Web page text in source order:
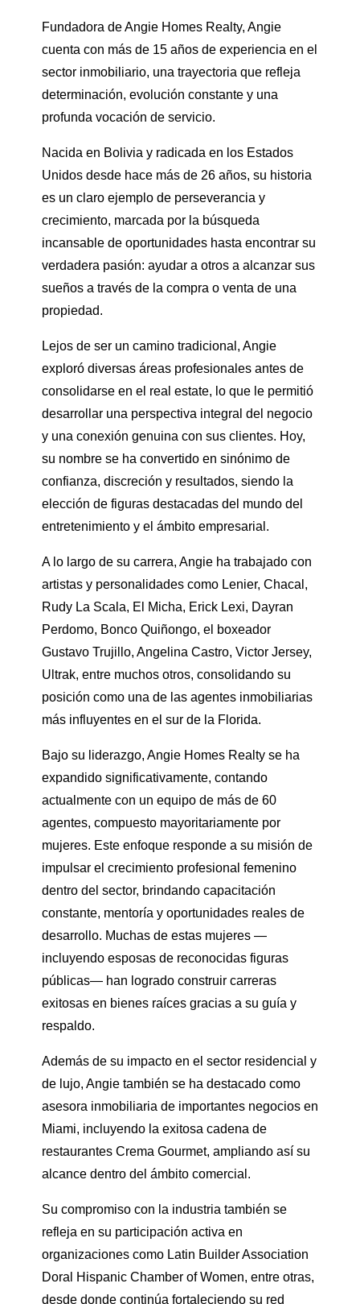
Fundadora de Angie Homes Realty, Angie
cuenta con más de 15 años de experiencia en el
sector inmobiliario, una trayectoria que refleja
determinación, evolución constante y una
profunda vocación de servicio.
Nacida en Bolivia y radicada en los Estados
Unidos desde hace más de 26 años, su historia
es un claro ejemplo de perseverancia y
crecimiento, marcada por la búsqueda
incansable de oportunidades hasta encontrar su
verdadera pasión: ayudar a otros a alcanzar sus
sueños a través de la compra o venta de una
propiedad.
Lejos de ser un camino tradicional, Angie
exploró diversas áreas profesionales antes de
consolidarse en el real estate, lo que le permitió
desarrollar una perspectiva integral del negocio
y una conexión genuina con sus clientes. Hoy,
su nombre se ha convertido en sinónimo de
confianza, discreción y resultados, siendo la
elección de figuras destacadas del mundo del
entretenimiento y el ámbito empresarial.
A lo largo de su carrera, Angie ha trabajado con
artistas y personalidades como Lenier, Chacal,
Rudy La Scala, El Micha, Erick Lexi, Dayran
Perdomo, Bonco Quiñongo, el boxeador
Gustavo Trujillo, Angelina Castro, Victor Jersey,
Ultrak, entre muchos otros, consolidando su
posición como una de las agentes inmobiliarias
más influyentes en el sur de la Florida.
Bajo su liderazgo, Angie Homes Realty se ha
expandido significativamente, contando
actualmente con un equipo de más de 60
agentes, compuesto mayoritariamente por
mujeres. Este enfoque responde a su misión de
impulsar el crecimiento profesional femenino
dentro del sector, brindando capacitación
constante, mentoría y oportunidades reales de
desarrollo. Muchas de estas mujeres —
incluyendo esposas de reconocidas figuras
públicas— han logrado construir carreras
exitosas en bienes raíces gracias a su guía y
respaldo.
Además de su impacto en el sector residencial y
de lujo, Angie también se ha destacado como
asesora inmobiliaria de importantes negocios en
Miami, incluyendo la exitosa cadena de
restaurantes Crema Gourmet, ampliando así su
alcance dentro del ámbito comercial.
Su compromiso con la industria también se
refleja en su participación activa en
organizaciones como Latin Builder Association
Doral Hispanic Chamber of Women, entre otras,
desde donde continúa fortaleciendo su red